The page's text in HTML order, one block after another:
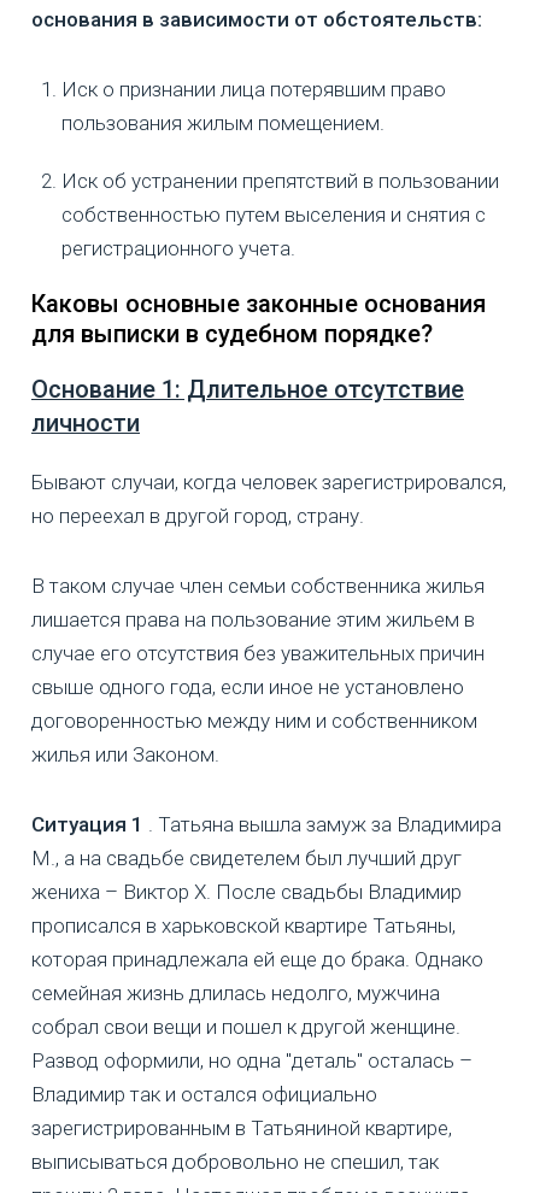
основания в зависимости от обстоятельств:
Иск о признании лица потерявшим право
пользования жилым помещением.
Иск об устранении препятствий в пользовании
собственностью путем выселения и снятия с
регистрационного учета.
Каковы основные законные основания
для выписки в судебном порядке?
Основание 1: Длительное отсутствие
личности
Бывают случаи, когда человек зарегистрировался,
но переехал в другой город, страну.
В таком случае член семьи собственника жилья
лишается права на пользование этим жильем в
случае его отсутствия без уважительных причин
свыше одного года, если иное не установлено
договоренностью между ним и собственником
жилья или Законом.
Ситуация 1 . Татьяна вышла замуж за Владимира
М., а на свадьбе свидетелем был лучший друг
жениха – Виктор Х. После свадьбы Владимир
прописался в харьковской квартире Татьяны,
которая принадлежала ей еще до брака. Однако
семейная жизнь длилась недолго, мужчина
собрал свои вещи и пошел к другой женщине.
Развод оформили, но одна "деталь" осталась –
Владимир так и остался официально
зарегистрированным в Татьяниной квартире,
выписываться добровольно не спешил, так